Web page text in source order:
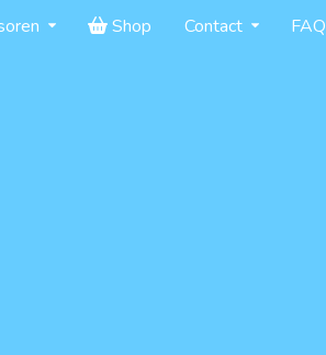
Shop Contact FAQ